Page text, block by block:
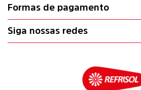
Formas de pagamento
Siga nossas redes